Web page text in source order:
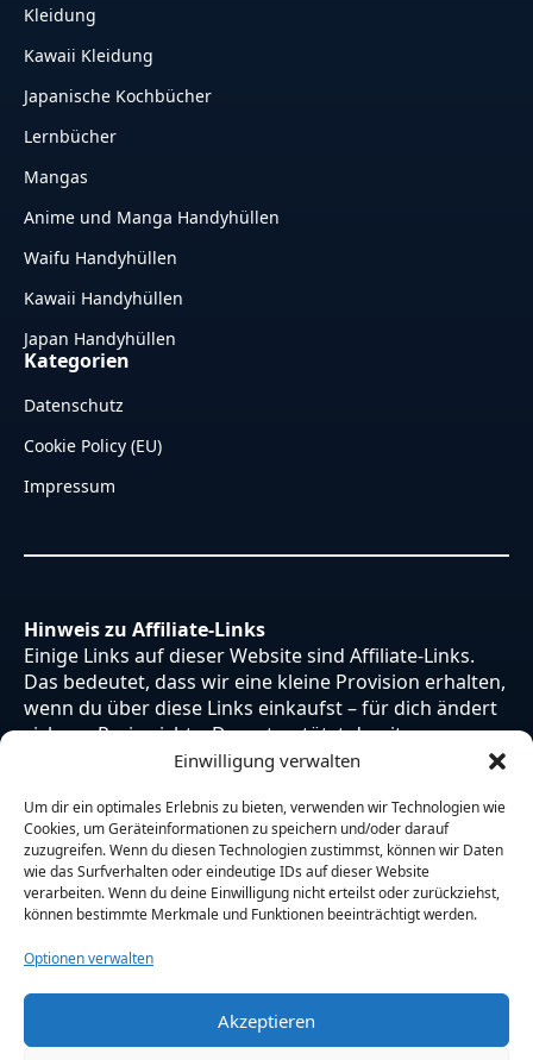
Einwilligung verwalten
Um dir ein optimales Erlebnis zu bieten, verwenden wir Technologien wie
Cookies, um Geräteinformationen zu speichern und/oder darauf
zuzugreifen. Wenn du diesen Technologien zustimmst, können wir Daten
wie das Surfverhalten oder eindeutige IDs auf dieser Website
verarbeiten. Wenn du deine Einwilligung nicht erteilst oder zurückziehst,
können bestimmte Merkmale und Funktionen beeinträchtigt werden.
Optionen verwalten
Akzeptieren
Kleidung
Kawaii Kleidung
Japanische Kochbücher
Lernbücher
Mangas
Anime und Manga Handyhüllen
Waifu Handyhüllen
Kawaii Handyhüllen
Japan Handyhüllen
Kategorien
Datenschutz
Cookie Policy (EU)
Impressum
Hinweis zu Affiliate-Links
Einige Links auf dieser Website sind Affiliate-Links.
Das bedeutet, dass wir eine kleine Provision erhalten,
wenn du über diese Links einkaufst – für dich ändert
sich am Preis nichts. Du unterstützt damit unsere
Arbeit. Vielen Dank dafür!
© 2026 Otaku Japan. Alle Rechte vorbehalten.